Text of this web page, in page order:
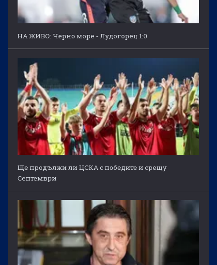
НА ЖИВО: Черно море - Лудогорец 1:0
Ще продължи ли ЦСКА с победите и срещу
Септември